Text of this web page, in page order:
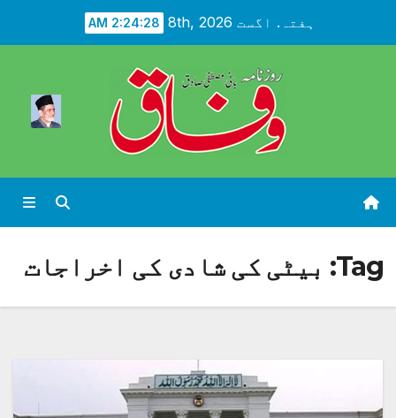
ہفتہ. اگست 8th, 2026 2:24:29 AM
Tag: بیٹی کی شادی کی اخراجات